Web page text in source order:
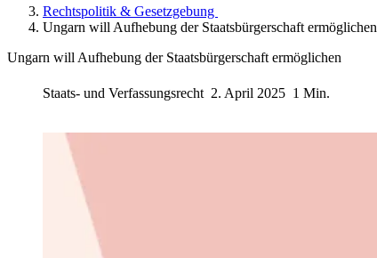
Rechtspolitik & Gesetzgebung
Ungarn will Aufhebung der Staatsbürgerschaft ermöglichen
Ungarn will Aufhebung der Staatsbürgerschaft ermöglichen
Staats- und Verfassungsrecht 2. April 2025 1 Min.